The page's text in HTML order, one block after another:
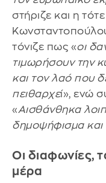
στήριζε και η
τόνιζε πως «οι
τιμωρήσουν την
και τον λαό που
πειθαρχεί», ενώ
«Αισθάνθηκα
δημοψήφισμα
Οι διαφωνίες,
μέρα